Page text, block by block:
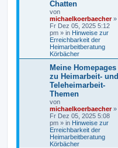
Chatten
von
michaelkoerbaecher»
Fr Dez 05, 2025 5:12
pm » in Hinweise zur
Erreichbarkeit der
Heimarbeitberatung
Körbächer
Meine Homepages
zu Heimarbeit- und
Teleheimarbeit-
Themen
von
michaelkoerbaecher»
Fr Dez 05, 2025 5:08
pm » in Hinweise zur
Erreichbarkeit der
Heimarbeitberatung
Körbächer